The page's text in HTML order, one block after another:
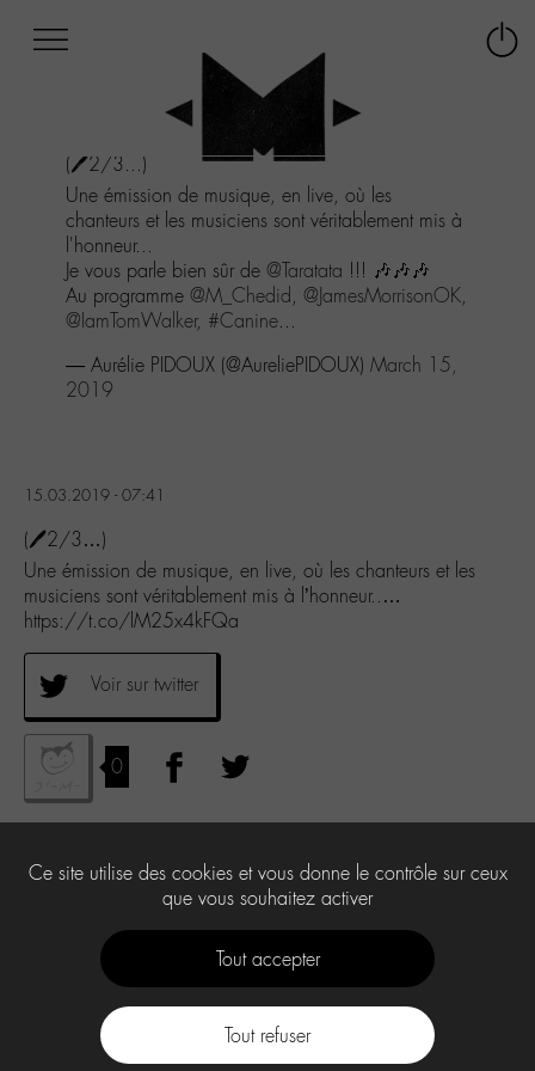
menu
Aller
contenu
Aller
recherche
(🖊️2/3...)
Une émission de musique, en live, où les
chanteurs et les musiciens sont véritablement mis à
l'honneur...
Je vous parle bien sûr de @Taratata !!! 🎶🎶🎶
Au programme @M_Chedid, @JamesMorrisonOK,
@IamTomWalker, #Canine...
— Aurélie PIDOUX (@AureliePIDOUX) March 15,
2019
15.03.2019 - 07:41
(🖊️2/3…)
Une émission de musique, en live, où les chanteurs et les
musiciens sont véritablement mis à l’honneur..…
https://t.co/lM25x4kFQa
Voir sur twitter
0
Ce site utilise des cookies et vous donne le contrôle sur ceux
que vous souhaitez activer
Tout accepter
Tout refuser